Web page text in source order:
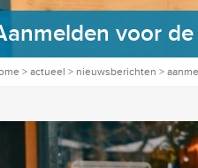
voor
> actueel > nieuwsberichten >